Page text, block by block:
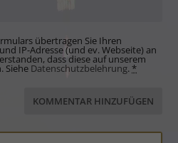
übertragen Sie Ihren
IP-Adresse (und ev. Webseite) an
dass diese auf unserem
Siehe Datenschutzbelehrung.*